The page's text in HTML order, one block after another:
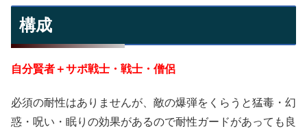
構成
自分賢者＋サポ戦士・戦士・僧侶
必須の耐性はありませんが、敵の爆弾をくらうと猛毒・幻
惑・呪い・眠りの効果があるので耐性ガードがあっても良